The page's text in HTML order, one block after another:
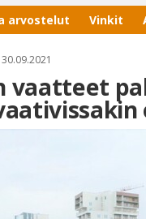
arvostelut Vinkit
30.09.2021
vaatteet